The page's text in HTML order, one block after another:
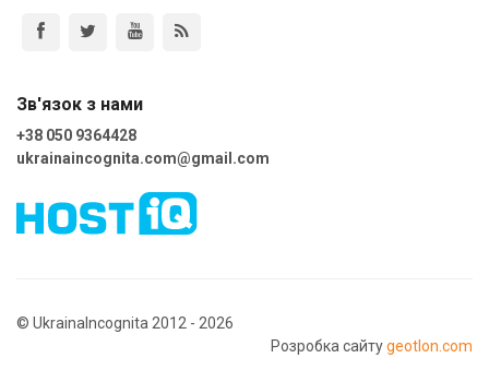
Зв'язок з нами
+38 050 9364428
ukrainaincognita.com@gmail.com
© UkrainaIncognita 2012 - 2026
Розробка сайтуgeotlon.com